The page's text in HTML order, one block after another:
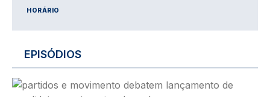
HORÁRIO
EPISÓDIOS
Imagem